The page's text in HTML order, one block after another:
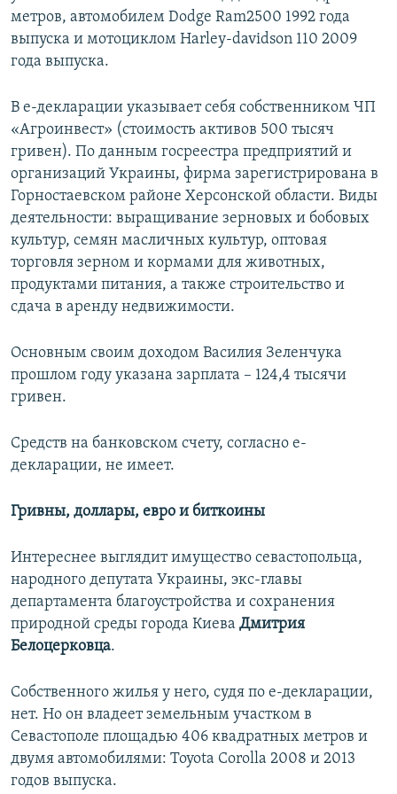
метров, автомобилем Dodge Ram2500 1992 года
выпуска и мотоциклом Harley-davidson 110 2009
года выпуска.
В е-декларации указывает себя собственником ЧП
«Агроинвест» (стоимость активов 500 тысяч
гривен). По данным госреестра предприятий и
организаций Украины, фирма зарегистрирована в
Горностаевском районе Херсонской области. Виды
деятельности: выращивание зерновых и бобовых
культур, семян масличных культур, оптовая
торговля зерном и кормами для животных,
продуктами питания, а также строительство и
сдача в аренду недвижимости.
Основным своим доходом Василия Зеленчука
прошлом году указана зарплата – 124,4 тысячи
гривен.
Средств на банковском счету, согласно е-
декларации, не имеет.
Гривны, доллары, евро и биткоины
Интереснее выглядит имущество севастопольца,
народного депутата Украины, экс-главы
департамента благоустройства и сохранения
природной среды города Киева Дмитрия
Белоцерковца.
Собственного жилья у него, судя по е-декларации,
нет. Но он владеет земельным участком в
Севастополе площадью 406 квадратных метров и
двумя автомобилями: Toyota Corolla 2008 и 2013
годов выпуска.